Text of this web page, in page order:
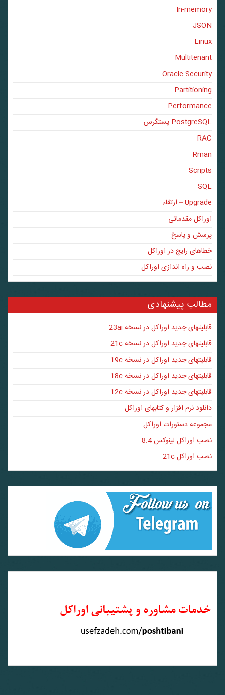
In-memory
JSON
Linux
Multitenant
Oracle Security
Partitioning
Performance
PostgreSQL-پستگرس
RAC
Rman
Scripts
SQL
Upgrade – ارتقاء
اوراکل مقدماتی
پرسش و پاسخ
خطاهای رایج در اوراکل
نصب و راه اندازی اوراکل
مطالب پیشنهادی
قابلیتهای جدید اوراکل در نسخه 23ai
قابلیتهای جدید اوراکل در نسخه 21c
قابلیتهای جدید اوراکل در نسخه 19c
قابلیتهای جدید اوراکل در نسخه 18c
قابلیتهای جدید اوراکل در نسخه 12c
دانلود نرم افزار و کتابهای اوراکل
مجموعه دستورات اوراکل
نصب اوراکل لینوکس 8.4
نصب اوراکل 21c